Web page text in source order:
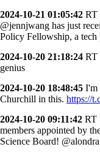
2024-10-21 01:05:42 RT
@jennjwang has just
Policy Fellowship, a
2024-10-20 21:18:24 RT
genius
2024-10-20 18:48:45 I'm
Churchill in this. https://
2024-10-20 09:11:42 RT
members appointed by
Science Board!